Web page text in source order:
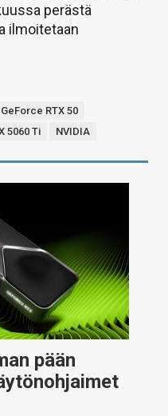
perästä
ilmoitetaan
GeForce RTX 50
5060 Ti NVIDIA
pään